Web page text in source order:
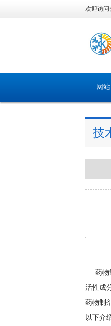
欢迎访问
网
技
药物
活性成
药物制
以下介